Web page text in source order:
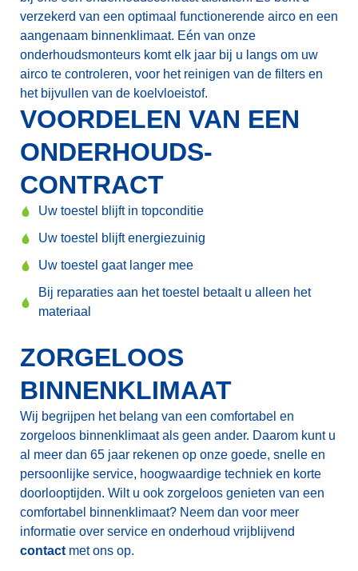
verzekerd van een optimaal functionerende airco en een
aangenaam binnenklimaat. Eén van onze
onderhoudsmonteurs komt elk jaar bij u langs om uw
airco te controleren, voor het reinigen van de filters en
het bijvullen van de koelvloeistof.
VOORDELEN VAN EEN
ONDERHOUDS­
CONTRACT
Uw toestel blijft in topconditie
Uw toestel blijft energiezuinig
Uw toestel gaat langer mee
Bij reparaties aan het toestel betaalt u alleen het
materiaal
ZORGELOOS
BINNENKLIMAAT
Wij begrijpen het belang van een comfortabel en
zorgeloos binnenklimaat als geen ander. Daarom kunt u
al meer dan 65 jaar rekenen op onze goede, snelle en
persoonlijke service, hoogwaardige techniek en korte
doorlooptijden. Wilt u ook zorgeloos genieten van een
comfortabel binnenklimaat? Neem dan voor meer
informatie over service en onderhoud vrijblijvend
contact met ons op.